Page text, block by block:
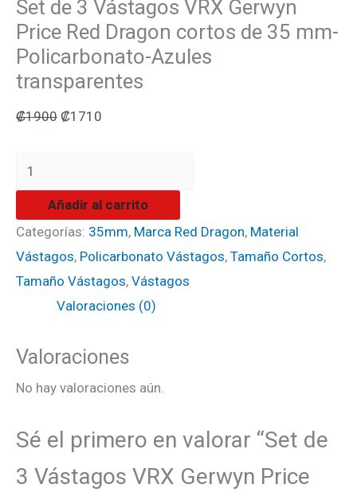
Set de 3 Vástagos VRX Gerwyn
Price Red Dragon cortos de 35 mm-
Policarbonato-Azules
transparentes
₡1900 ₡1710
transparentes
cantidad
Añadir al carrito
Categorías: 35mm, Marca Red Dragon, Material
Vástagos, Policarbonato Vástagos, Tamaño Cortos,
Tamaño Vástagos, Vástagos
Valoraciones (0)
Valoraciones
No hay valoraciones aún.
Sé el primero en valorar “Set de
3 Vástagos VRX Gerwyn Price